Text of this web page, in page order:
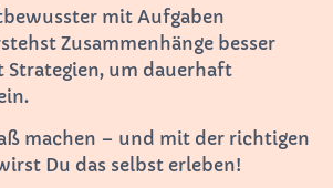
mit Aufgaben
Zusammenhänge besser
um dauerhaft
machen – und mit der richtigen
Du das selbst erleben!